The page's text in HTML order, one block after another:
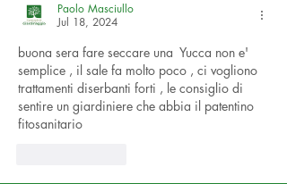
Paolo Masciullo
Jul 18, 2024
buona sera fare seccare una  Yucca non e'
semplice , il sale fa molto poco , ci vogliono
trattamenti diserbanti forti , le consiglio di
sentire un giardiniere che abbia il patentino
fitosanitario